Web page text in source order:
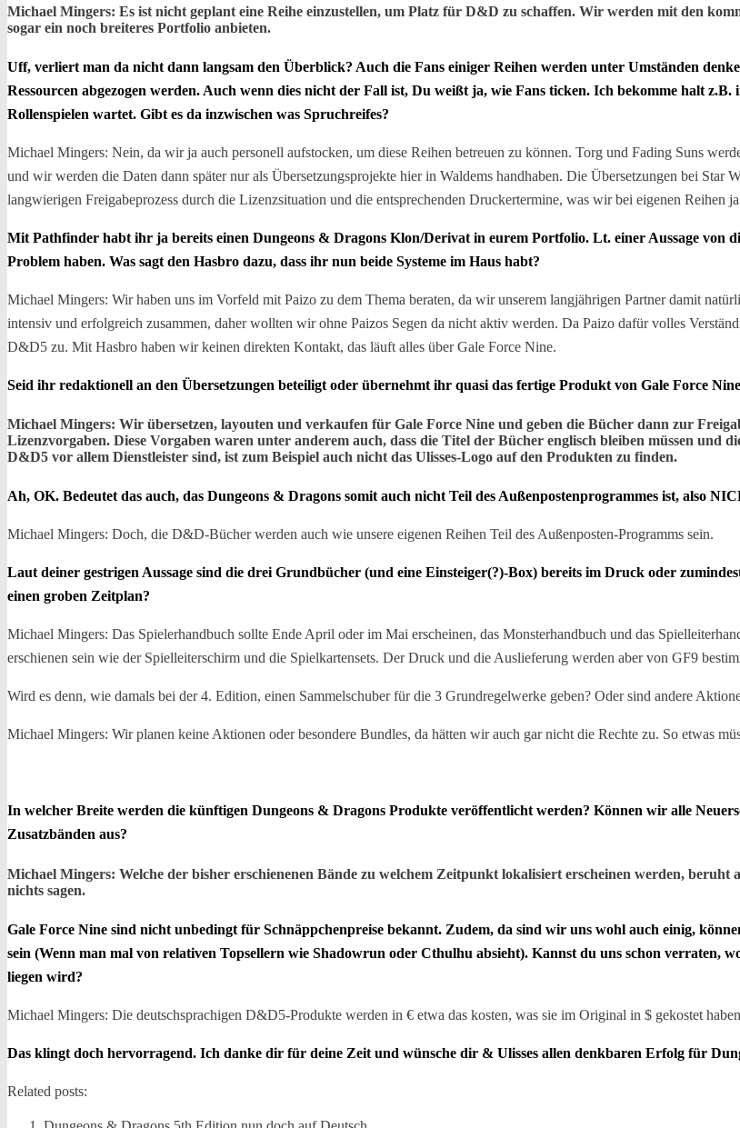
Michael Mingers: Es ist nicht geplant eine Reihe einzustellen, um Platz für D&D zu schaffen. Wir werden mit den
sogar ein noch breiteres Portfolio anbieten.
Uff, verliert man da nicht dann langsam den Überblick? Auch die Fans einiger Reihen werden unter Umständen
Ressourcen abgezogen werden. Auch wenn dies nicht der Fall ist, Du weißt ja, wie Fans ticken. Ich bekomme halt
Rollenspielen wartet. Gibt es da inzwischen was Spruchreifes?
Michael Mingers: Nein, da wir ja auch personell aufstocken, um diese Reihen betreuen zu können. Torg und Fading Suns
und wir werden die Daten dann später nur als Übersetzungsprojekte hier in Waldems handhaben. Die Übersetzungen bei Star
langwierigen Freigabeprozess durch die Lizenzsituation und die entsprechenden Druckertermine, was wir bei eigenen Reihen
Mit Pathfinder habt ihr ja bereits einen Dungeons & Dragons Klon/Derivat in eurem Portfolio. Lt. einer Aussage von
Problem haben. Was sagt den Hasbro dazu, dass ihr nun beide Systeme im Haus habt?
Michael Mingers: Wir haben uns im Vorfeld mit Paizo zu dem Thema beraten, da wir unserem langjährigen Partner damit
intensiv und erfolgreich zusammen, daher wollten wir ohne Paizos Segen da nicht aktiv werden. Da Paizo dafür volles
D&D5 zu. Mit Hasbro haben wir keinen direkten Kontakt, das läuft alles über Gale Force Nine.
Seid ihr redaktionell an den Übersetzungen beteiligt oder übernehmt ihr quasi das fertige Produkt von Gale Force
Michael Mingers: Wir übersetzen, layouten und verkaufen für Gale Force Nine und geben die Bücher dann zur
Lizenzvorgaben. Diese Vorgaben waren unter anderem auch, dass die Titel der Bücher englisch bleiben müssen
D&D5 vor allem Dienstleister sind, ist zum Beispiel auch nicht das Ulisses-Logo auf den Produkten zu finden.
Ah, OK. Bedeutet das auch, das Dungeons & Dragons somit auch nicht Teil des Außenpostenprogrammes ist, also
Michael Mingers: Doch, die D&D-Bücher werden auch wie unsere eigenen Reihen Teil des Außenposten-Programms sein.
Laut deiner gestrigen Aussage sind die drei Grundbücher (und eine Einsteiger(?)-Box) bereits im Druck oder
einen groben Zeitplan?
Michael Mingers: Das Spielerhandbuch sollte Ende April oder im Mai erscheinen, das Monsterhandbuch und das
erschienen sein wie der Spielleiterschirm und die Spielkartensets. Der Druck und die Auslieferung werden aber von GF9
Wird es denn, wie damals bei der 4. Edition, einen Sammelschuber für die 3 Grundregelwerke geben? Oder sind andere
Michael Mingers: Wir planen keine Aktionen oder besondere Bundles, da hätten wir auch gar nicht die Rechte zu. So etwas
In welcher Breite werden die künftigen Dungeons & Dragons Produkte veröffentlicht werden? Können wir alle
Zusatzbänden aus?
Michael Mingers: Welche der bisher erschienenen Bände zu welchem Zeitpunkt lokalisiert erscheinen werden,
nichts sagen.
Gale Force Nine sind nicht unbedingt für Schnäppchenpreise bekannt. Zudem, da sind wir uns wohl auch einig,
sein (Wenn man mal von relativen Topsellern wie Shadowrun oder Cthulhu absieht). Kannst du uns schon verraten,
liegen wird?
Michael Mingers: Die deutschsprachigen D&D5-Produkte werden in € etwa das kosten, was sie im Original in $ gekostet
Das klingt doch hervorragend. Ich danke dir für deine Zeit und wünsche dir & Ulisses allen denkbaren Erfolg für
Related posts: